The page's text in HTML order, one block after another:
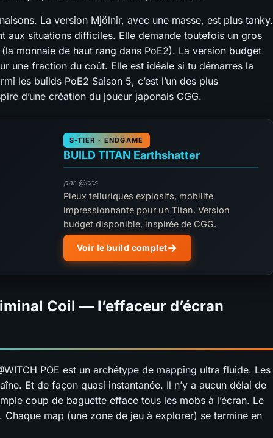
La version Mjölnir, avec une masse, est plus tanky.
aux situations difficiles. Elle demande toutefois un gros
monnaie de haut rang dans PoE2). La version budget
une fraction du coût. Elle est idéale si tu démarres la
les builds PoE2 Saison 5, c’est l’un des plus
d’une création du joueur japonais CGG.
S-TIER · ENDGAME
BUILD TITAN Earthshatter
par @ccs
Pieux telluriques explosifs, mobilité
impressionnante pour un Titan. Version
budget disponible, inspirée de CGG.
Voir le build complet
Coil — l’effaceur d’écran
POE est un archétype de mapping ultra fluide. Les
Et de façon quasi instantanée. Il n’y a aucun délai de
coup de baguette efface tous les mobs à l’écran. Le
Chaque map (une zone de jeu à explorer) se termine en